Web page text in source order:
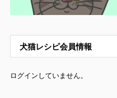
犬猫レシピ会員情報
ログインしていません。